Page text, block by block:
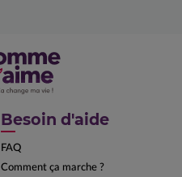
Besoin d'aide
FAQ
Comment ça marche ?